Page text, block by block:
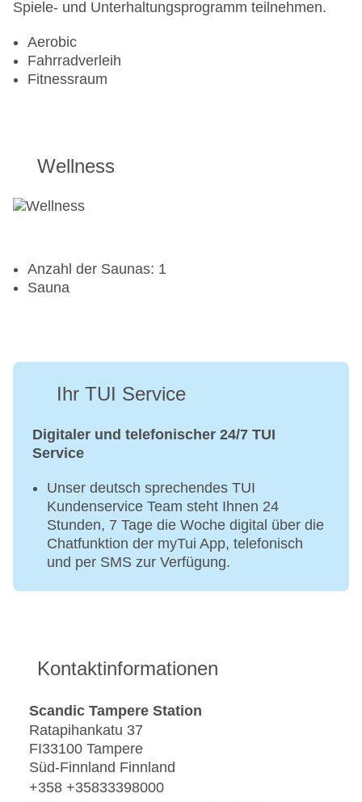
Spiele- und Unterhaltungsprogramm teilnehmen.
Aerobic
Fahrradverleih
Fitnessraum
Wellness
Anzahl der Saunas: 1
Sauna
Ihr TUI Service
Digitaler und telefonischer 24/7 TUI
Service
Unser deutsch sprechendes TUI
Kundenservice Team steht Ihnen 24
Stunden, 7 Tage die Woche digital über die
Chatfunktion der myTui App, telefonisch
und per SMS zur Verfügung.
Kontaktinformationen
Scandic Tampere Station
Ratapihankatu 37
FI33100 Tampere
Süd-Finnland Finnland
+358 +35833398000